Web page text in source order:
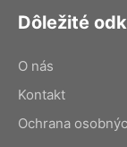
Dôležité
O nás
Kontakt
Ochrana